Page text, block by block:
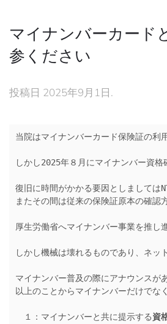
マイナンバーカード
参ください
投稿日 2025年9月1日.
当院はマイナンバーカード保険証の利
しかし2025年８月にマイナンバー資
復旧に時間がかかる要因としましては
またその間は従来の保険証原本の確認
厚生労働省へマイナンバー事業を推し
しかし機械は壊れるものであり、ネッ
マイナンバー普及の際にアナウンスが
以上のことからマイナンバーだけでな
１：マイナンバーと共に提示する資